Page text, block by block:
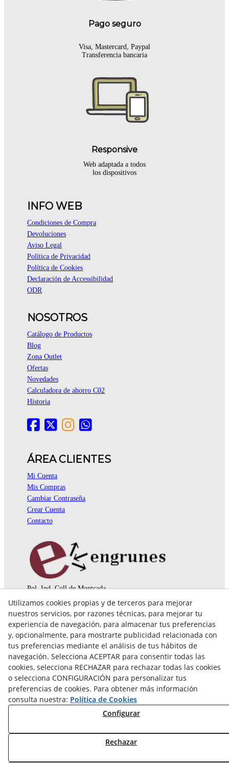
Pago seguro
Visa, Mastercard, Paypal
Transferencia bancaria
Responsive
Web adaptada a todos
los dispositivos
INFO WEB
Condiciones de Compra
Devoluciones
Aviso Legal
Política de Privacidad
Política de Cookies
Declaración de Accessibilidad
ODR
NOSOTROS
Catálogo de Productos
Blog
Zona Outlet
Ofertas
Novedades
Calculadora de ahorro C02
Historia
ÁREA CLIENTES
Mi Cuenta
Mis Compras
Cambiar Contraseña
Crear Cuenta
Contacto
Pol. Ind. Coll de Montcada
08110 Montcada i Reixac (Barcelona)
935 829 999
engrunes@engrunes.org
Utilizamos cookies propias y de terceros para mejorar
nuestros servicios, por razones técnicas, para mejorar tu
experiencia de navegación, para almacenar tus preferencias
y, opcionalmente, para mostrarte publicidad relacionada con
tus preferencias mediante el análisis de tus hábitos de
navegación. Selecciona ACEPTAR para consentir todas las
cookies, selecciona RECHAZAR para rechazar todas las cookies
o selecciona CONFIGURACIÓN para personalizar tus
preferencias de cookies. Para obtener más información
consulta nuestra: Política de Cookies
Configurar
Rechazar